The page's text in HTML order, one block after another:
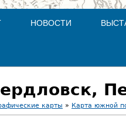
НОВОСТИ
карты » Карта южной